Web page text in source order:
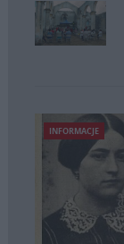
INFORMACJE